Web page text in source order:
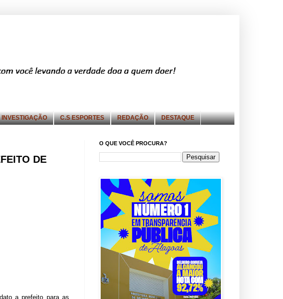
C.S ESPORTES REDAÇÃO DESTAQUE
DE
a prefeito para as
O QUE VOCÊ PROCURA?